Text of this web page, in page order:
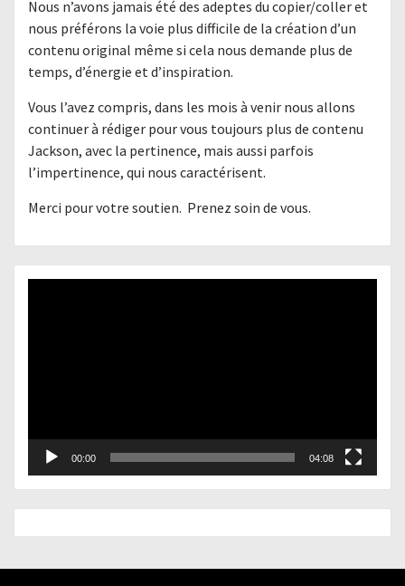
Nous n’avons jamais été des adeptes du copier/coller et
nous préférons la voie plus difficile de la création d’un
contenu original même si cela nous demande plus de
temps, d’énergie et d’inspiration.
Vous l’avez compris, dans les mois à venir nous allons
continuer à rédiger pour vous toujours plus de contenu
Jackson, avec la pertinence, mais aussi parfois
l’impertinence, qui nous caractérisent.
Merci pour votre soutien. Prenez soin de vous.
00:00 04:08